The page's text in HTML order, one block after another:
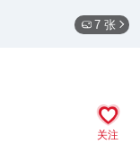
7 张
关注